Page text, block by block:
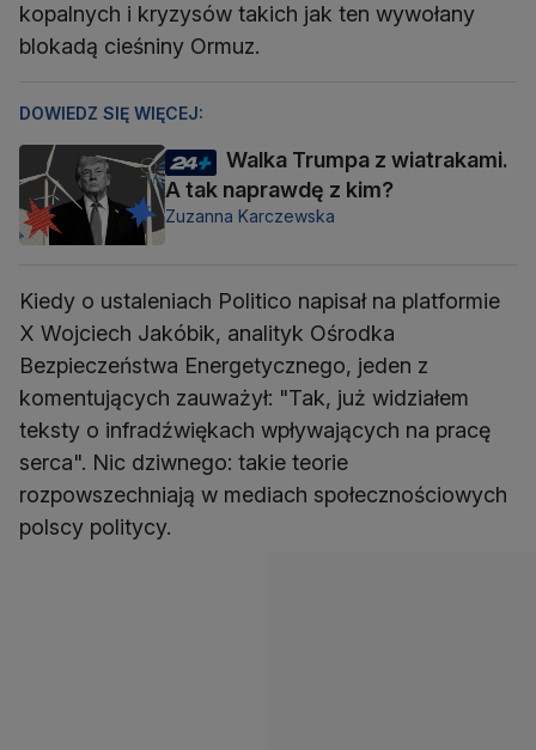
kopalnych i kryzysów takich jak ten wywołany
blokadą cieśniny Ormuz.
DOWIEDZ SIĘ WIĘCEJ:
Walka Trumpa z wiatrakami.
A tak naprawdę z kim?
Zuzanna Karczewska
Kiedy o ustaleniach Politico napisał na platformie
X Wojciech Jakóbik, analityk Ośrodka
Bezpieczeństwa Energetycznego, jeden z
komentujących zauważył: "Tak, już widziałem
teksty o infradźwiękach wpływających na pracę
serca". Nic dziwnego: takie teorie
rozpowszechniają w mediach społecznościowych
polscy politycy.